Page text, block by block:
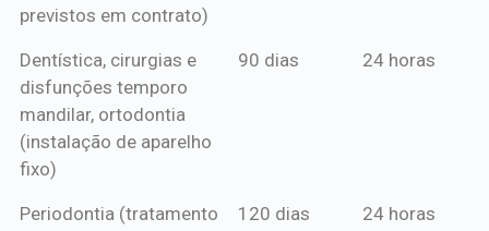
previstos em contrato)
Dentística, cirurgias e
disfunções temporo
mandilar, ortodontia
(instalação de aparelho
fixo)
90 dias 24 horas
Periodontia (tratamento
120 dias 24 horas